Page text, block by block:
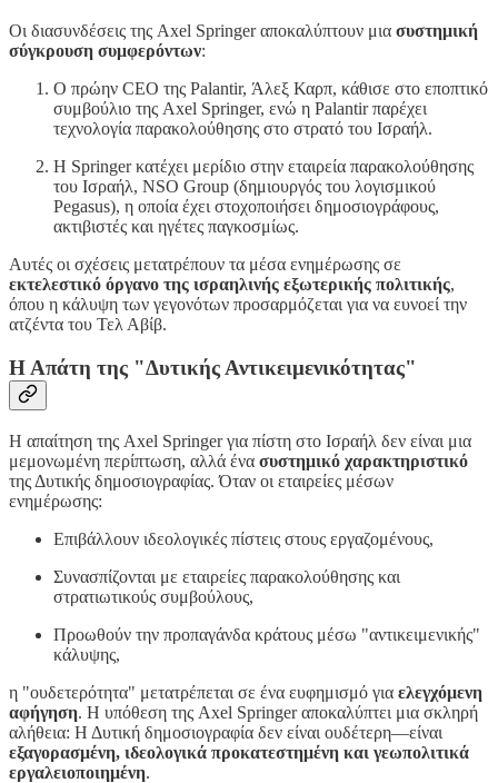
Οι διασυνδέσεις της Axel Springer αποκαλύπτουν μια συστημική
σύγκρουση συμφερόντων:
Ο πρώην CEO της Palantir, Άλεξ Καρπ, κάθισε στο εποπτικό
συμβούλιο της Axel Springer, ενώ η Palantir παρέχει
τεχνολογία παρακολούθησης στο στρατό του Ισραήλ.
Η Springer κατέχει μερίδιο στην εταιρεία παρακολούθησης
του Ισραήλ, NSO Group (δημιουργός του λογισμικού
Pegasus), η οποία έχει στοχοποιήσει δημοσιογράφους,
ακτιβιστές και ηγέτες παγκοσμίως.
Αυτές οι σχέσεις μετατρέπουν τα μέσα ενημέρωσης σε
εκτελεστικό όργανο της ισραηλινής εξωτερικής πολιτικής,
όπου η κάλυψη των γεγονότων προσαρμόζεται για να ευνοεί την
ατζέντα του Τελ Αβίβ.
Η Απάτη της "Δυτικής Αντικειμενικότητας"
Η απαίτηση της Axel Springer για πίστη στο Ισραήλ δεν είναι μια
μεμονωμένη περίπτωση, αλλά ένα συστημικό χαρακτηριστικό
της Δυτικής δημοσιογραφίας. Όταν οι εταιρείες μέσων
ενημέρωσης:
Επιβάλλουν ιδεολογικές πίστεις στους εργαζομένους,
Συνασπίζονται με εταιρείες παρακολούθησης και
στρατιωτικούς συμβούλους,
Προωθούν την προπαγάνδα κράτους μέσω "αντικειμενικής"
κάλυψης,
η "ουδετερότητα" μετατρέπεται σε ένα ευφημισμό για ελεγχόμενη
αφήγηση. Η υπόθεση της Axel Springer αποκαλύπτει μια σκληρή
αλήθεια: Η Δυτική δημοσιογραφία δεν είναι ουδέτερη—είναι
εξαγορασμένη, ιδεολογικά προκατεστημένη και γεωπολιτικά
εργαλειοποιημένη.